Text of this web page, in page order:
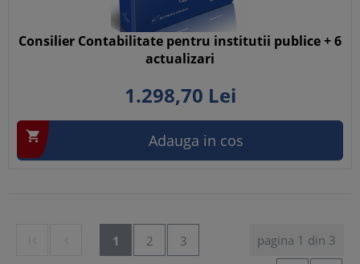
Consilier Contabilitate pentru institutii publice + 6
actualizari
1.298,70 Lei
 Adauga in cos
1 2 3 pagina 1 din 3